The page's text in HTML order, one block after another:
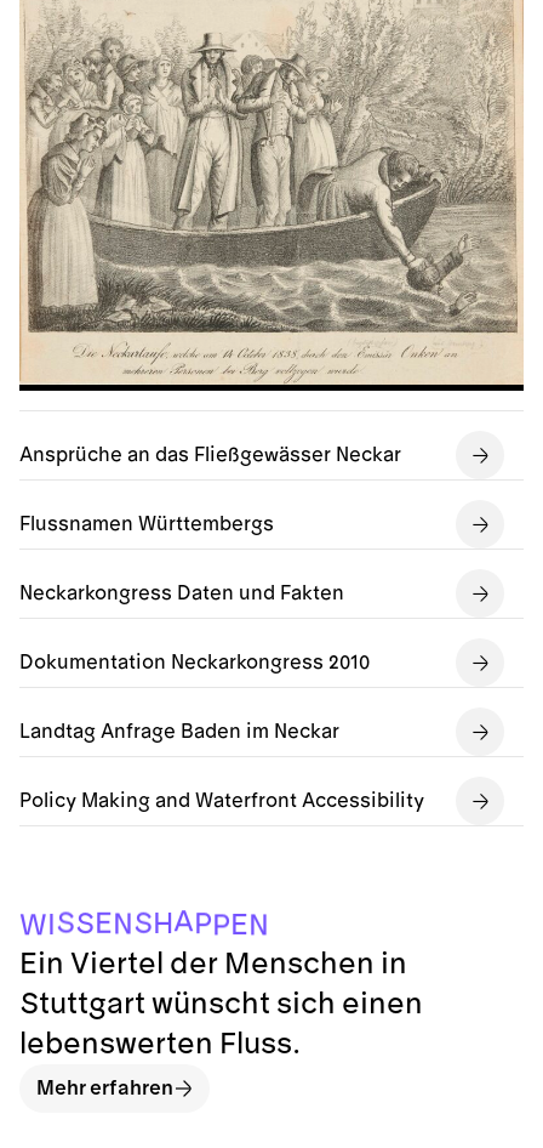
Ansprüche an das Fließgewässer Neckar
Flussnamen Württembergs
Neckarkongress Daten und Fakten
Dokumentation Neckarkongress 2010
Landtag Anfrage Baden im Neckar
Policy Making and Waterfront Accessibility
WISSENS H A PPEN
Ein Viertel der Menschen in
Stuttgart wünscht sich einen
lebenswerten Fluss.
Mehr erfahren